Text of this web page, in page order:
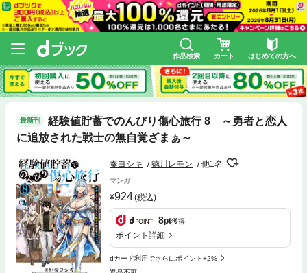
作品検索 カート はじめての方へ
最新刊
経験値貯蓄でのんびり傷心旅行 8 ～勇者と恋人
に追放された戦士の無自覚ざまぁ～
奏ヨシキ 徳川レモン 他1名
マンガ
924(税込)
8pt獲得
ポイント詳細
dカード利用でさらにポイント+2%